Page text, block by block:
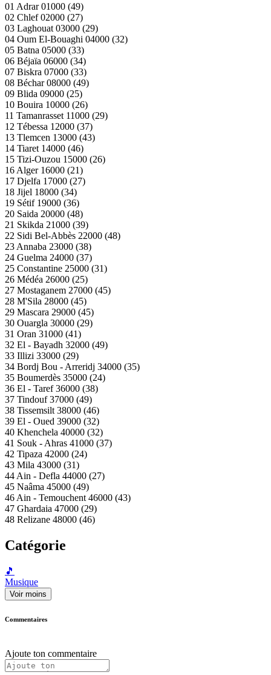
01 Adrar 01000 (49)
02 Chlef 02000 (27)
03 Laghouat 03000 (29)
04 Oum El-Bouaghi 04000 (32)
05 Batna 05000 (33)
06 Béjaïa 06000 (34)
07 Biskra 07000 (33)
08 Béchar 08000 (49)
09 Blida 09000 (25)
10 Bouira 10000 (26)
11 Tamanrasset 11000 (29)
12 Tébessa 12000 (37)
13 Tlemcen 13000 (43)
14 Tiaret 14000 (46)
15 Tizi-Ouzou 15000 (26)
16 Alger 16000 (21)
17 Djelfa 17000 (27)
18 Jijel 18000 (34)
19 Sétif 19000 (36)
20 Saida 20000 (48)
21 Skikda 21000 (39)
22 Sidi Bel-Abbès 22000 (48)
23 Annaba 23000 (38)
24 Guelma 24000 (37)
25 Constantine 25000 (31)
26 Médéa 26000 (25)
27 Mostaganem 27000 (45)
28 M'Sila 28000 (45)
29 Mascara 29000 (45)
30 Ouargla 30000 (29)
31 Oran 31000 (41)
32 El - Bayadh 32000 (49)
33 Illizi 33000 (29)
34 Bordj Bou - Arreridj 34000 (35)
35 Boumerdès 35000 (24)
36 El - Taref 36000 (38)
37 Tindouf 37000 (49)
38 Tissemsilt 38000 (46)
39 El - Oued 39000 (32)
40 Khenchela 40000 (32)
41 Souk - Ahras 41000 (37)
42 Tipaza 42000 (24)
43 Mila 43000 (31)
44 Ain - Defla 44000 (27)
45 Naâma 45000 (49)
46 Ain - Temouchent 46000 (43)
47 Ghardaia 47000 (29)
48 Relizane 48000 (46)
Catégorie
🎵
Musique
Voir moins
Commentaires
Ajoute ton commentaire